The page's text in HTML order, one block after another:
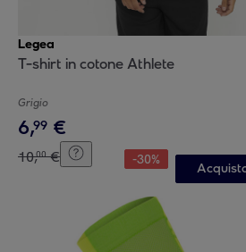
Legea
T-shirt in cotone Athlete
Grigio
6,99 €
10,00 € -30%